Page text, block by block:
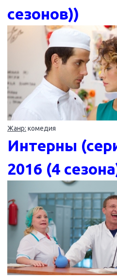
сезонов))
Жанр: комедия
Интерны
2016 (4